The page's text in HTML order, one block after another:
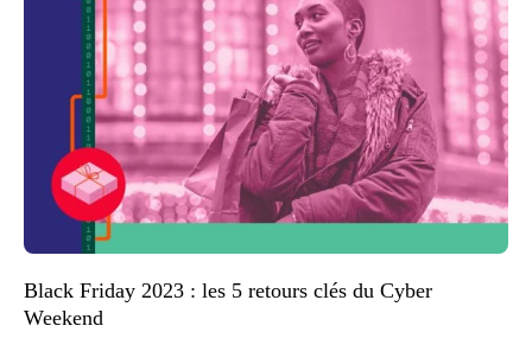
Black Friday 2023 : les 5 retours clés du Cyber
Weekend